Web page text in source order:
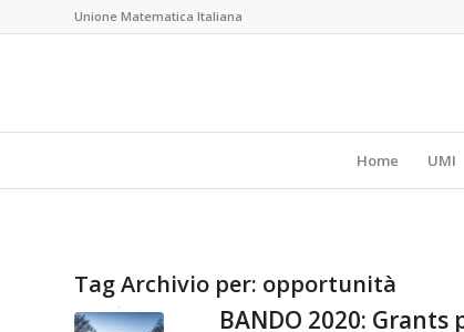
Unione Matematica Italiana
Home UMI
Tag Archivio per: opportunità
BANDO 2020: